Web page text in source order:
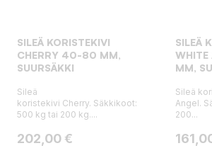
SILEÄ KORISTEKIVI
CHERRY 40-80 MM,
SUURSÄKKI
Sileä
koristekivi Cherry. Säkkikoot:
500 kg tai 200 kg....
Hinta
202,00 €
SILEÄ
MM,
Sileä
Angel.
200...
Hinta